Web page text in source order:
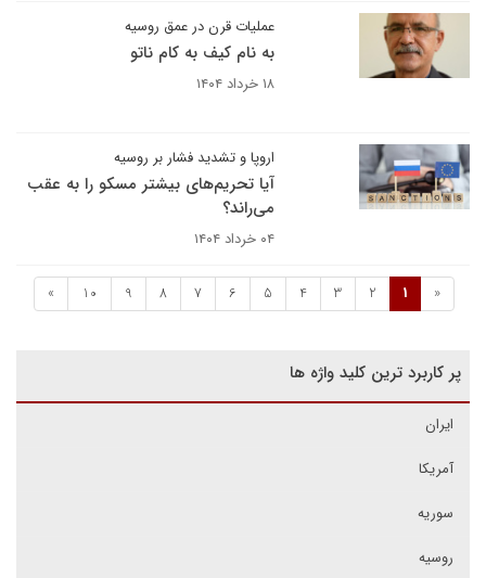
عملیات قرن در عمق روسیه
به نام کیف به کام ناتو
۱۸ خرداد ۱۴۰۴
اروپا و تشدید فشار بر روسیه
آیا تحریم‌های بیشتر مسکو را به عقب
می‌راند؟
۰۴ خرداد ۱۴۰۴
«
1
2
3
4
5
6
7
8
9
10
»
پر کاربرد ترین کلید واژه ها
ایران
آمریکا
سوریه
روسیه